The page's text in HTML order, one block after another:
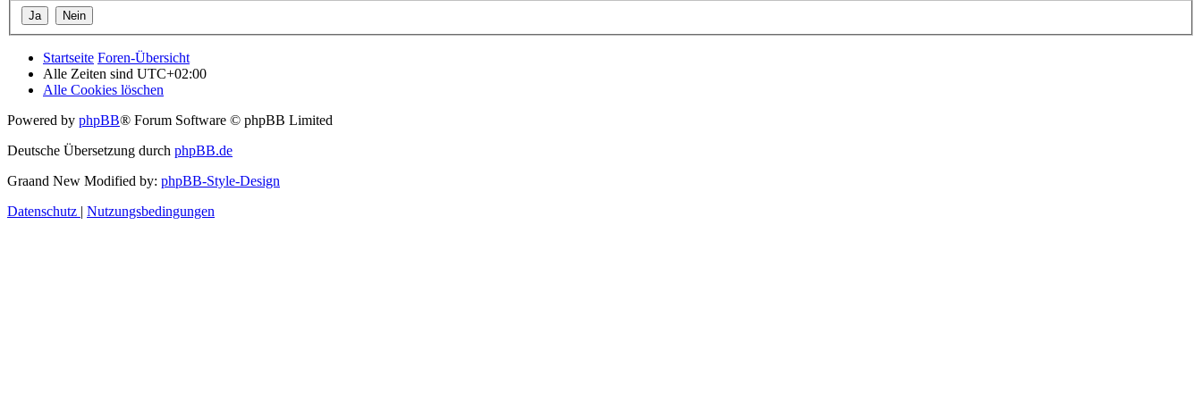
Startseite Foren-Übersicht
Alle Zeiten sind UTC+02:00
Alle Cookies löschen
Powered by phpBB® Forum Software © phpBB Limited
Deutsche Übersetzung durch phpBB.de
Graand New Modified by: phpBB-Style-Design
Datenschutz | Nutzungsbedingungen